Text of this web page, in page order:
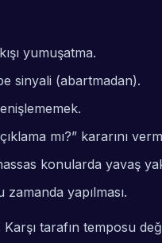
yumuşatma.
sinyali (abartmadan).
mı?” kararını
konularda yavaş
yapılması.
tarafın temposu